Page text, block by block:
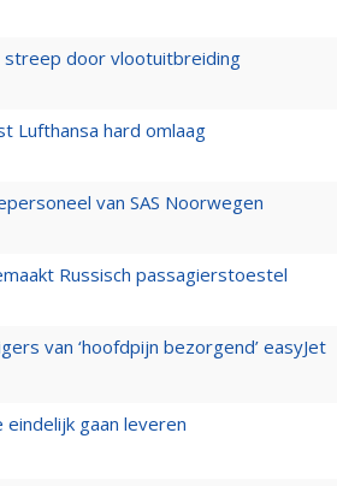
streep door vlootuitbreiding
Lufthansa hard omlaag
van SAS Noorwegen
Russisch passagierstoestel
van ‘hoofdpijn bezorgend’ easyJet
gaan leveren